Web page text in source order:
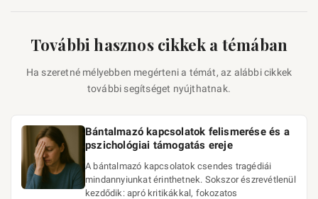
További hasznos cikkek a témában
Ha szeretné mélyebben megérteni a témát, az alábbi cikkek
további segítséget nyújthatnak.
Bántalmazó kapcsolatok felismerése és a
pszichológiai támogatás ereje
A bántalmazó kapcsolatok csendes tragédiái
mindannyiunkat érinthetnek. Sokszor észrevétlenül
kezdődik: apró kritikákkal, fokozatos